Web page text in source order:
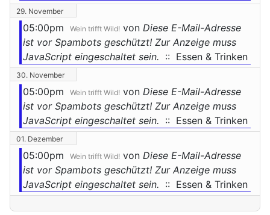
29. November
05:00pm Wein trifft Wild! von Diese E-Mail-Adresse
ist vor Spambots geschützt! Zur Anzeige muss
JavaScript eingeschaltet sein. :: Essen & Trinken
30. November
05:00pm Wein trifft Wild! von Diese E-Mail-Adresse
ist vor Spambots geschützt! Zur Anzeige muss
JavaScript eingeschaltet sein. :: Essen & Trinken
01. Dezember
05:00pm Wein trifft Wild! von Diese E-Mail-Adresse
ist vor Spambots geschützt! Zur Anzeige muss
JavaScript eingeschaltet sein. :: Essen & Trinken